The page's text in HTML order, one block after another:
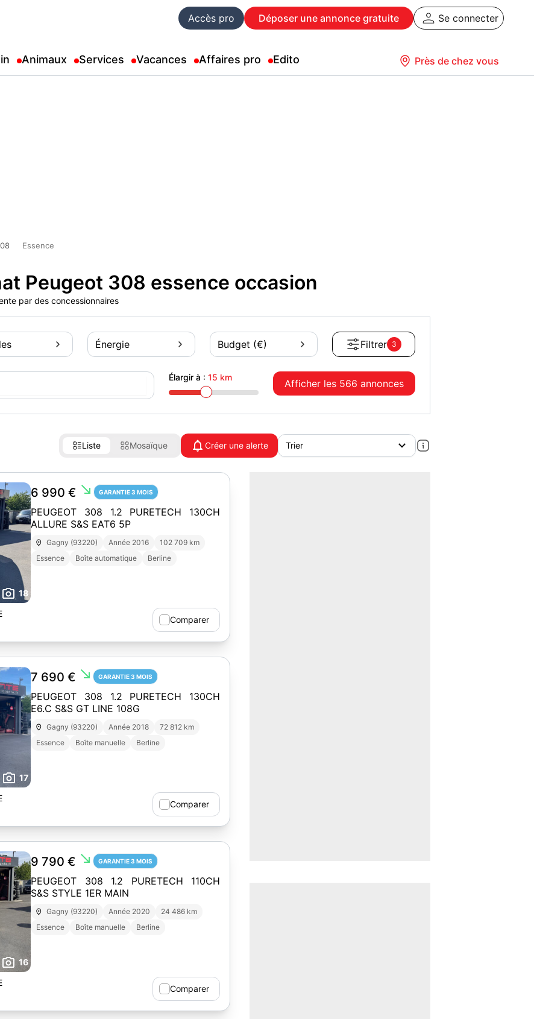
Accès pro Déposer une annonce gratuite Se connecter
Animaux Services Vacances Affaires pro Edito Près de chez vous
Essence
Peugeot 308 essence occasion
par des concessionnaires
Énergie Budget (€) Filtrer 3
Élargir à :15 km
Afficher les 566 annonces
Liste Mosaïque Créer une alerte
18
6 990 € south_east GARANTIE 3 MOIS
PEUGEOT 308 1.2 PURETECH 130CH
ALLURE S&S EAT6 5P
Gagny (93220) Année 2016
102 709 km
Essence
Boîte automatique Berline
Comparer
17
7 690 € south_east GARANTIE 3 MOIS
PEUGEOT 308 1.2 PURETECH 130CH
E6.C S&S GT LINE 108G
Gagny (93220) Année 2018
72 812 km
Essence
Boîte manuelle Berline
Comparer
16
9 790 € south_east GARANTIE 3 MOIS
PEUGEOT 308 1.2 PURETECH 110CH
S&S STYLE 1ER MAIN
Gagny (93220) Année 2020
24 486 km
Essence
Boîte manuelle Berline
Comparer